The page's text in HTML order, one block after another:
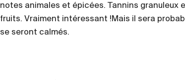
notes animales et épicées. Tannins granuleux
fruits. Vraiment intéressant !Mais il sera
se seront calmés.